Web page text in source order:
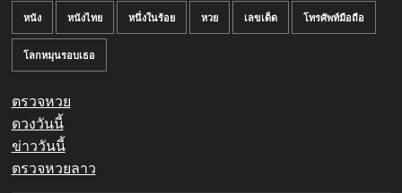
หนัง หนังไทย หนึ่งในร้อย หวย เลขเด็ด โทรศัพท์มือถือ
โลกหมุนรอบเธอ
ตรวจหวย
ดวงวันนี้
ข่าววันนี้
ตรวจหวยลาว